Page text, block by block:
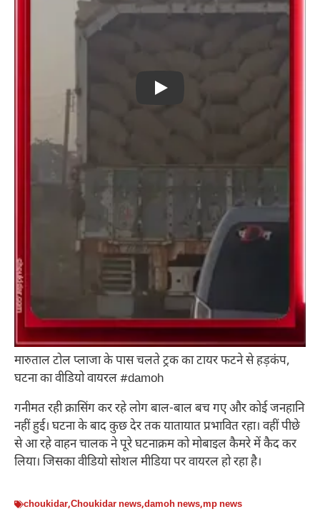
Play
मारुताल टोल प्लाजा के पास चलते ट्रक का टायर फटने से हड़कंप,
घटना का वीडियो वायरल #damoh
गनीमत रही क्रासिंग कर रहे लोग बाल-बाल बच गए और कोई जनहानि
नहीं हुई। घटना के बाद कुछ देर तक यातायात प्रभावित रहा। वहीं पीछे
से आ रहे वाहन चालक ने पूरे घटनाक्रम को मोबाइल कैमरे में कैद कर
लिया। जिसका वीडियो सोशल मीडिया पर वायरल हो रहा है।
choukidar,Choukidar news,damoh news,mp news